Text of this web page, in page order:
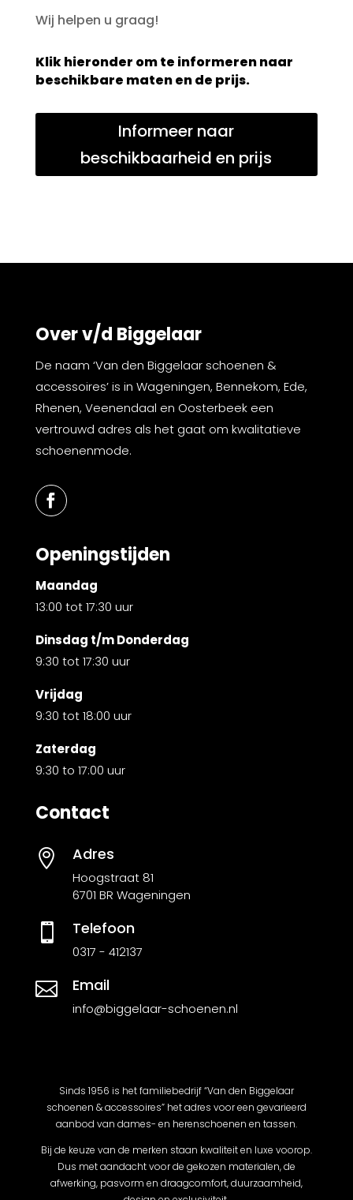
Wij helpen u graag!
Klik hieronder om te informeren naar
beschikbare maten en de prijs.
Informeer naar
beschikbaarheid en prijs
Over v/d Biggelaar
De naam ‘Van den Biggelaar schoenen &
accessoires’ is in Wageningen, Bennekom, Ede,
Rhenen, Veenendaal en Oosterbeek een
vertrouwd adres als het gaat om kwalitatieve
schoenenmode.
Openingstijden
Maandag
13:00 tot 17:30 uur
Dinsdag t/m Donderdag
9:30 tot 17:30 uur
Vrijdag
9:30 tot 18:00 uur
Zaterdag
9:30 to 17:00 uur
Contact
 Adres
Hoogstraat 81
6701 BR Wageningen
 Telefoon
0317 - 412137
 Email
info@biggelaar-schoenen.nl
Sinds 1956 is het familiebedrijf “Van den Biggelaar
schoenen & accessoires” het adres voor een gevarieerd
aanbod van dames- en herenschoenen en tassen.
Bij de keuze van de merken staan kwaliteit en luxe voorop.
Dus met aandacht voor de gekozen materialen, de
afwerking, pasvorm en draagcomfort, duurzaamheid,